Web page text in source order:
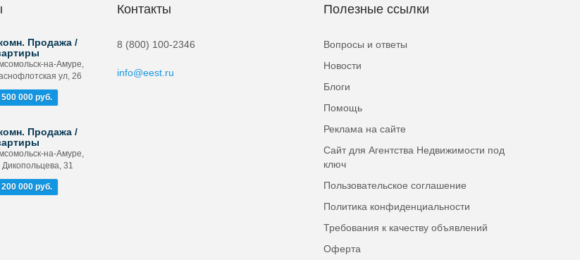
Продажа /
на-Амуре,
ул, 26
500 000 руб.
Продажа /
на-Амуре,
Дикопольцева, 31
200 000 руб.
Контакты
8 (800) 100-2346
info@eest.ru
Полезные ссылки
Вопросы и ответы
Новости
Блоги
Помощь
Реклама на сайте
Сайт для Агентства Недвижимости под
ключ
Пользовательское соглашение
Политика конфиденциальности
Требования к качеству объявлений
Оферта